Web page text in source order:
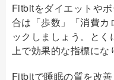
Fitbitをダイエットや
合は「歩数」「消費カ
ックしましょう。と
上で効果的な指標にな
Fitbitで睡眠の質を改